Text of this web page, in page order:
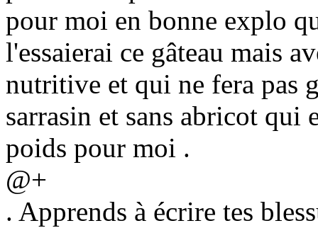
pour moi en bonne explo
l'essaierai ce gâteau mais
nutritive et qui ne fera pas
sarrasin et sans abricot qui
poids pour moi .
@+
. Apprends à écrire tes